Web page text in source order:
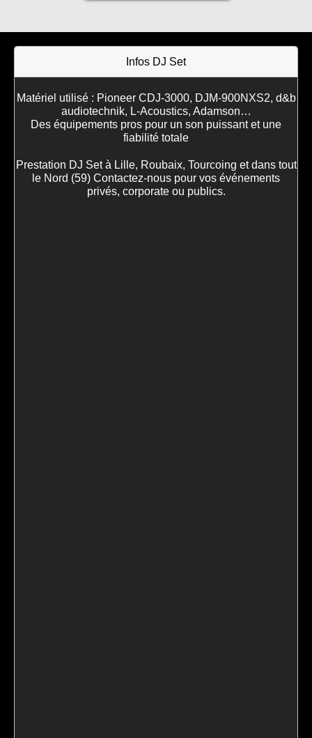
Infos DJ Set
Matériel utilisé : Pioneer CDJ-3000, DJM-900NXS2, d&b
audiotechnik, L-Acoustics, Adamson…
Des équipements pros pour un son puissant et une
fiabilité totale
Prestation DJ Set à Lille, Roubaix, Tourcoing et dans tout
le Nord (59) Contactez-nous pour vos événements
privés, corporate ou publics.